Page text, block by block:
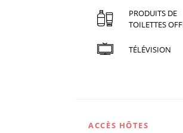
PRODUITS DE
TOILETTES
TÉLÉVISION
ACCÈS HÔTES